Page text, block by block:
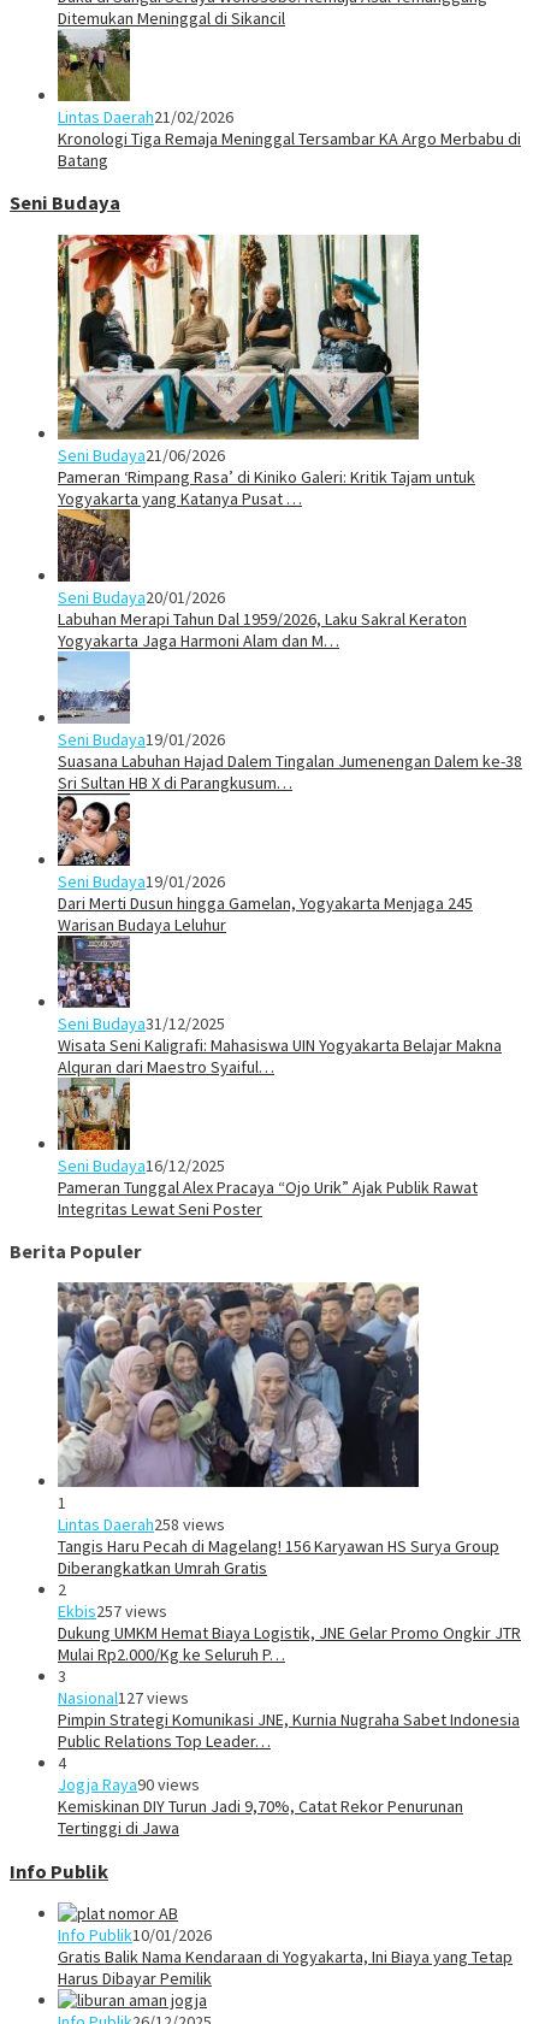
Ditemukan Meninggal di Sikancil
Lintas Daerah21/02/2026
Kronologi Tiga Remaja Meninggal Tersambar KA Argo Merbabu di
Batang
Seni Budaya
Seni Budaya21/06/2026
Pameran ‘Rimpang Rasa’ di Kiniko Galeri: Kritik Tajam untuk
Yogyakarta yang Katanya Pusat …
Seni Budaya20/01/2026
Labuhan Merapi Tahun Dal 1959/2026, Laku Sakral Keraton
Yogyakarta Jaga Harmoni Alam dan M…
Seni Budaya19/01/2026
Suasana Labuhan Hajad Dalem Tingalan Jumenengan Dalem ke-38
Sri Sultan HB X di Parangkusum…
Seni Budaya19/01/2026
Dari Merti Dusun hingga Gamelan, Yogyakarta Menjaga 245
Warisan Budaya Leluhur
Seni Budaya31/12/2025
Wisata Seni Kaligrafi: Mahasiswa UIN Yogyakarta Belajar Makna
Alquran dari Maestro Syaiful…
Seni Budaya16/12/2025
Pameran Tunggal Alex Pracaya “Ojo Urik” Ajak Publik Rawat
Integritas Lewat Seni Poster
Berita Populer
1
Lintas Daerah258 views
Tangis Haru Pecah di Magelang! 156 Karyawan HS Surya Group
Diberangkatkan Umrah Gratis
2
Ekbis257 views
Dukung UMKM Hemat Biaya Logistik, JNE Gelar Promo Ongkir JTR
Mulai Rp2.000/Kg ke Seluruh P…
3
Nasional127 views
Pimpin Strategi Komunikasi JNE, Kurnia Nugraha Sabet Indonesia
Public Relations Top Leader…
4
Jogja Raya90 views
Kemiskinan DIY Turun Jadi 9,70%, Catat Rekor Penurunan
Tertinggi di Jawa
Info Publik
Info Publik10/01/2026
Gratis Balik Nama Kendaraan di Yogyakarta, Ini Biaya yang Tetap
Harus Dibayar Pemilik